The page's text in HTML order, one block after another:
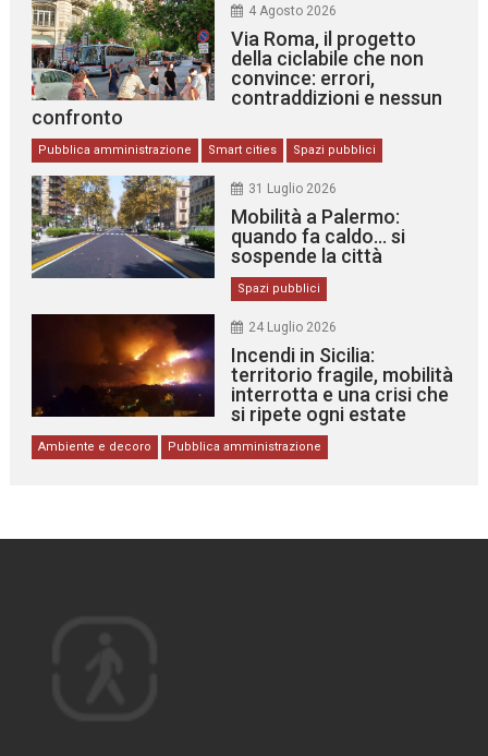
4 Agosto 2026
Via Roma, il progetto
della ciclabile che non
convince: errori,
contraddizioni e nessun
confronto
Pubblica amministrazione Smart cities Spazi pubblici
31 Luglio 2026
Mobilità a Palermo:
quando fa caldo… si
sospende la città
Spazi pubblici
24 Luglio 2026
Incendi in Sicilia:
territorio fragile, mobilità
interrotta e una crisi che
si ripete ogni estate
Ambiente e decoro Pubblica amministrazione